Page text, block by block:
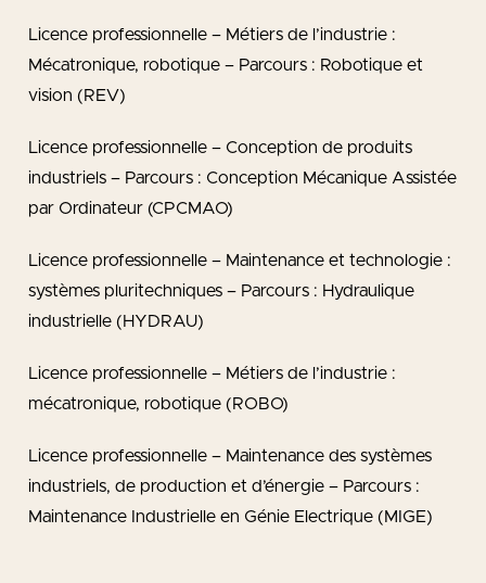
Licence professionnelle – Métiers de l’industrie :
Mécatronique, robotique – Parcours : Robotique et
vision (REV)
Licence professionnelle – Conception de produits
industriels – Parcours : Conception Mécanique Assistée
par Ordinateur (CPCMAO)
Licence professionnelle – Maintenance et technologie :
systèmes pluritechniques – Parcours : Hydraulique
industrielle (HYDRAU)
Licence professionnelle – Métiers de l’industrie :
mécatronique, robotique (ROBO)
Licence professionnelle – Maintenance des systèmes
industriels, de production et d’énergie – Parcours :
Maintenance Industrielle en Génie Electrique (MIGE)